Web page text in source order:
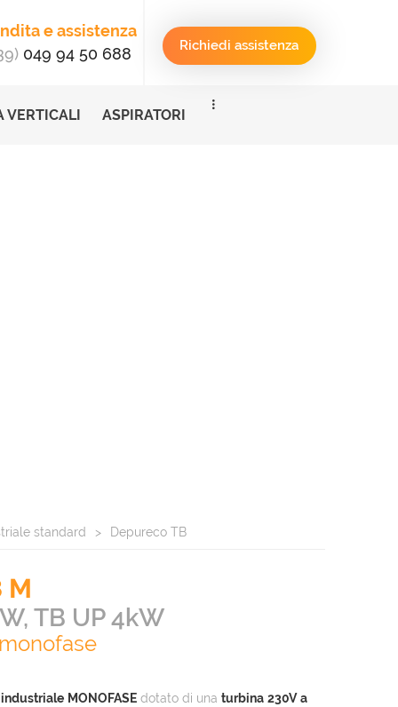
e assistenza
049 94 50 688 Richiedi assistenza
VERTICALI ASPIRATORI
standard Depureco TB
M
TB UP 4kW
MONOFASE dotato di una turbina 230V a